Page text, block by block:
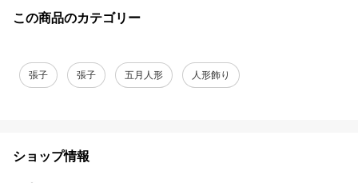
この商品のカテゴリー
張子 張子 五月人形 人形飾り
ショップ情報